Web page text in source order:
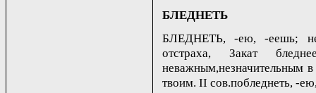
БЛЕДНЕТЬ
БЛЕДНЕТЬ, -ею, -еешь;
отстраха, Закат
неважным,незначительным
твоим. II сов.побледнеть, -